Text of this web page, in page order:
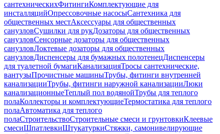
сантехническихФитингиКомплектующие для
инсталляцийОпрессовочные насосыСантехника для
общественных местАксессуары для общественных
санузловСушилки для рукДозаторы для общественных
санузловСенсорные дозаторы для общественных
санузловЛоктевые дозаторы для общественных
санузловДиспенсеры для бумажных полотенецДиспенсеры
для туалетной бумагиКанализацияТросы сантехнические,
вантузыПрочистные машиныТрубы, фитинги внутренней
канализацииТрубы, фитинги наружной канализацииЛюки
канализационныеТеплый пол водянойТрубы для теплого
полаКоллекторы и комплектующиеТермостатика для теплого
полаАвтоматика для теплого
полаСтроительствоСтроительные смеси и грунтовкиКлеевые
смесиШпатлевкиШтукатуркиСтяжки, самонивелирующие